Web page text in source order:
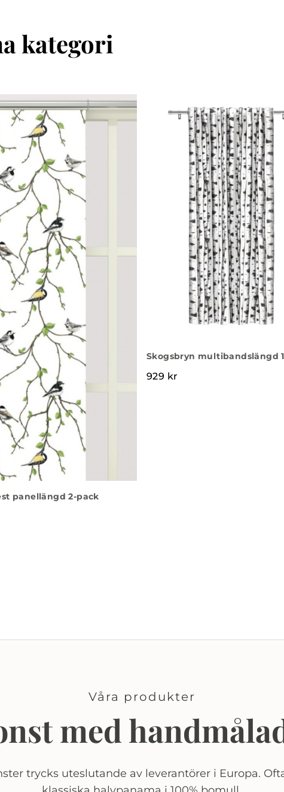
kategori
panellängd 2-pack
Skogsbryn multibandslängd
929 kr
Våra produkter
med
trycks uteslutande av leverantörer i Europa.